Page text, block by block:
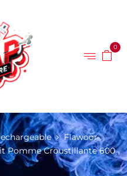
0
Flawoor
Pomme Croustillante 600